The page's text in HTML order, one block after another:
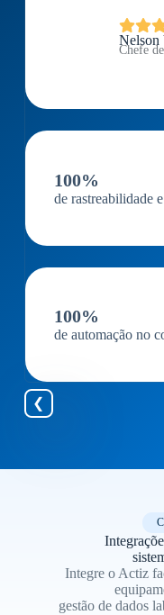
Nelson
Chefe
100%
de rastreabilidade
100%
de automação no
Integre o Actiz
gestão de dados